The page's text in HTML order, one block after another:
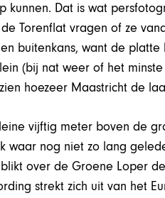
kunnen. Dat is wat
de Torenflat vragen of ze
buitenkans, want de
(bij nat weer of het
hoezeer Maastricht de
vijftig meter boven de
waar nog niet zo lang
over de Groene Loper
strekt zich uit van het